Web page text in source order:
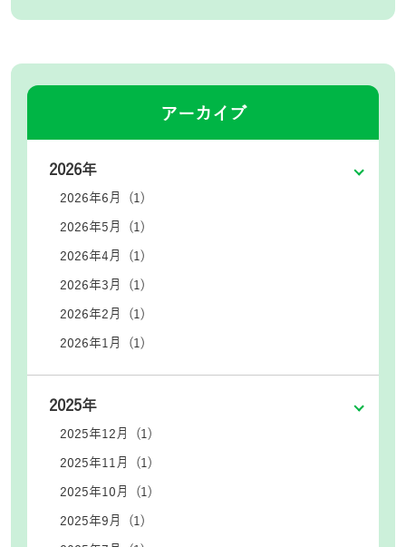
アーカイブ
2026年
2026年6月 (1)
2026年5月 (1)
2026年4月 (1)
2026年3月 (1)
2026年2月 (1)
2026年1月 (1)
2025年
2025年12月 (1)
2025年11月 (1)
2025年10月 (1)
2025年9月 (1)